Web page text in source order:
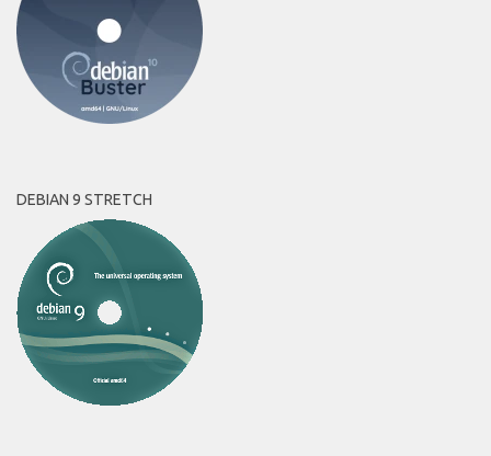
DEBIAN 9 STRETCH